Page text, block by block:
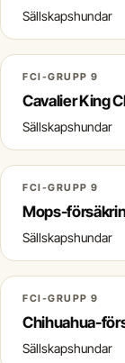
Sällskapshundar
FCI-GRUPP 9
Cavalier King
Sällskapshundar
FCI-GRUPP 9
Mops-
Sällskapshundar
FCI-GRUPP 9
Chihuahua-
Sällskapshundar